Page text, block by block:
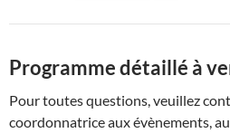
Programme détaillé à
Pour toutes questions, veuillez
coordonnatrice aux évènements,